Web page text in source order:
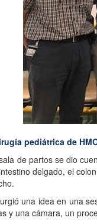
pediátrica de
de partos se dio
delgado, el
una idea en una
y una cámara, un